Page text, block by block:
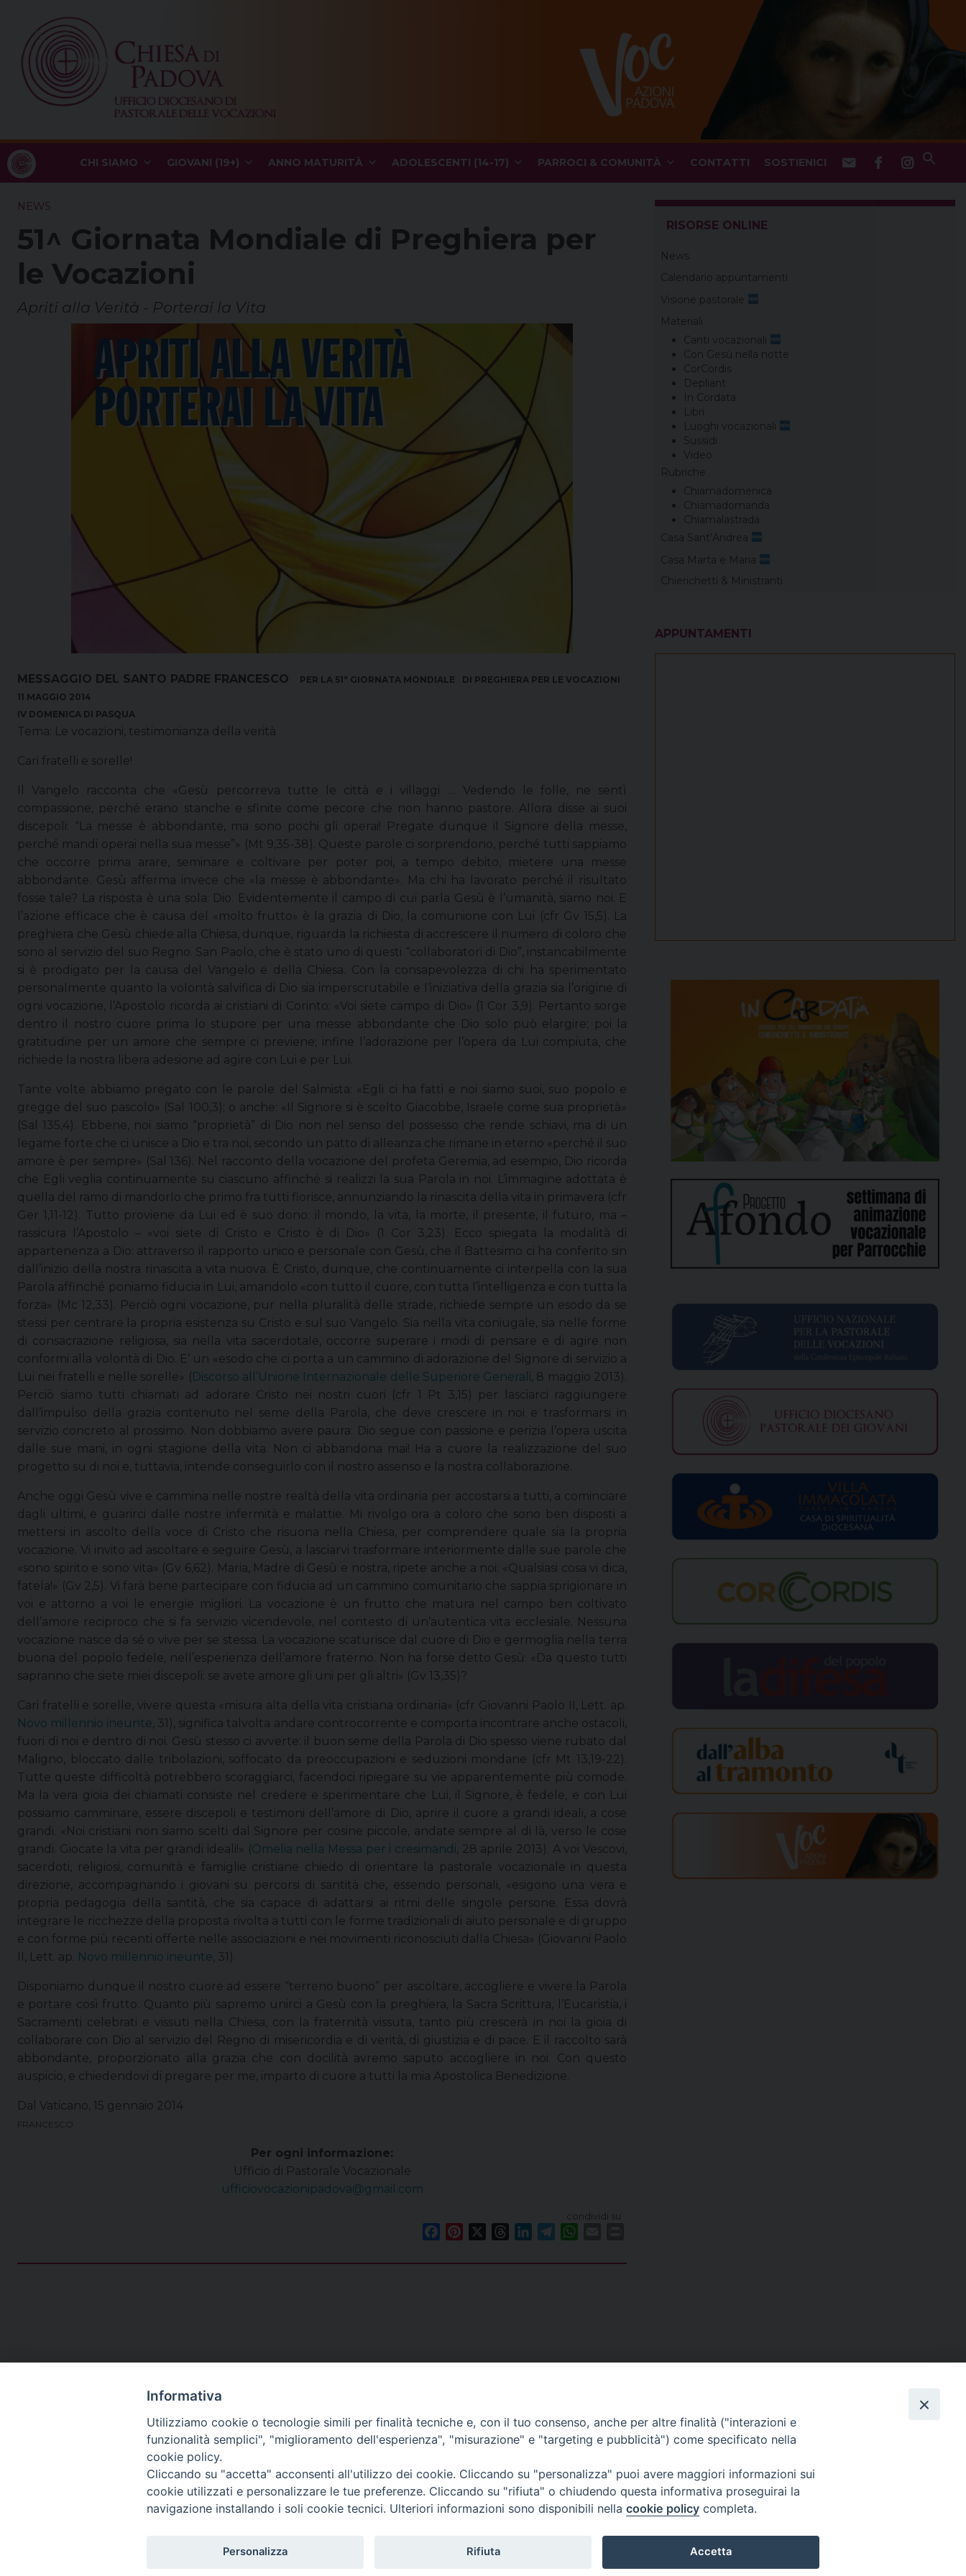
content
CHI SIAMO GIOVANI (19+) ANNO MATURITÀ ADOLESCENTI (14-17) PARROCI & COMUNITÀ CONTATTI SOSTIENICI
NEWS
51^ Giornata Mondiale di Preghiera per
le Vocazioni
Apriti alla Verità - Porterai la Vita
MESSAGGIO DEL SANTO PADRE FRANCESCO PER LA 51ª GIORNATA MONDIALE
DI PREGHIERA PER LE VOCAZIONI
11 MAGGIO 2014
IV DOMENICA DI PASQUA
Tema: Le vocazioni, testimonianza della verità
Cari fratelli e sorelle!
Il Vangelo racconta che «Gesù percorreva tutte le città e i villaggi … Vedendo le folle, ne sentì
compassione, perché erano stanche e sfinite come pecore che non hanno pastore. Allora disse ai suoi
discepoli: “La messe è abbondante, ma sono pochi gli operai! Pregate dunque il Signore della messe,
perché mandi operai nella sua messe”» (Mt 9,35-38). Queste parole ci sorprendono, perché tutti sappiamo
che occorre prima arare, seminare e coltivare per poter poi, a tempo debito, mietere una messe
abbondante. Gesù afferma invece che «la messe è abbondante». Ma chi ha lavorato perché il risultato
fosse tale? La risposta è una sola: Dio. Evidentemente il campo di cui parla Gesù è l’umanità, siamo noi. E
l’azione efficace che è causa del «molto frutto» è la grazia di Dio, la comunione con Lui (cfr Gv 15,5). La
preghiera che Gesù chiede alla Chiesa, dunque, riguarda la richiesta di accrescere il numero di coloro che
sono al servizio del suo Regno. San Paolo, che è stato uno di questi “collaboratori di Dio”, instancabilmente
si è prodigato per la causa del Vangelo e della Chiesa. Con la consapevolezza di chi ha sperimentato
personalmente quanto la volontà salvifica di Dio sia imperscrutabile e l’iniziativa della grazia sia l’origine di
ogni vocazione, l’Apostolo ricorda ai cristiani di Corinto: «Voi siete campo di Dio» (1 Cor 3,9). Pertanto sorge
dentro il nostro cuore prima lo stupore per una messe abbondante che Dio solo può elargire; poi la
gratitudine per un amore che sempre ci previene; infine l’adorazione per l’opera da Lui compiuta, che
richiede la nostra libera adesione ad agire con Lui e per Lui.
Tante volte abbiamo pregato con le parole del Salmista: «Egli ci ha fatti e noi siamo suoi, suo popolo e
gregge del suo pascolo» (Sal 100,3); o anche: «Il Signore si è scelto Giacobbe, Israele come sua proprietà»
(Sal 135,4). Ebbene, noi siamo “proprietà” di Dio non nel senso del possesso che rende schiavi, ma di un
legame forte che ci unisce a Dio e tra noi, secondo un patto di alleanza che rimane in eterno «perché il suo
amore è per sempre» (Sal 136). Nel racconto della vocazione del profeta Geremia, ad esempio, Dio ricorda
che Egli veglia continuamente su ciascuno affinché si realizzi la sua Parola in noi. L’immagine adottata è
quella del ramo di mandorlo che primo fra tutti fiorisce, annunziando la rinascita della vita in primavera (cfr
Ger 1,11-12). Tutto proviene da Lui ed è suo dono: il mondo, la vita, la morte, il presente, il futuro, ma –
rassicura l’Apostolo – «voi siete di Cristo e Cristo è di Dio» (1 Cor 3,23). Ecco spiegata la modalità di
appartenenza a Dio: attraverso il rapporto unico e personale con Gesù, che il Battesimo ci ha conferito sin
dall’inizio della nostra rinascita a vita nuova. È Cristo, dunque, che continuamente ci interpella con la sua
Parola affinché poniamo fiducia in Lui, amandolo «con tutto il cuore, con tutta l’intelligenza e con tutta la
forza» (Mc 12,33). Perciò ogni vocazione, pur nella pluralità delle strade, richiede sempre un esodo da se
stessi per centrare la propria esistenza su Cristo e sul suo Vangelo. Sia nella vita coniugale, sia nelle forme
di consacrazione religiosa, sia nella vita sacerdotale, occorre superare i modi di pensare e di agire non
conformi alla volontà di Dio. E’ un «esodo che ci porta a un cammino di adorazione del Signore di servizio a
Lui nei fratelli e nelle sorelle» (Discorso all’Unione Internazionale delle Superiore Generali, 8 maggio 2013).
Perciò siamo tutti chiamati ad adorare Cristo nei nostri cuori (cfr 1 Pt 3,15) per lasciarci raggiungere
dall’impulso della grazia contenuto nel seme della Parola, che deve crescere in noi e trasformarsi in
servizio concreto al prossimo. Non dobbiamo avere paura: Dio segue con passione e perizia l’opera uscita
dalle sue mani, in ogni stagione della vita. Non ci abbandona mai! Ha a cuore la realizzazione del suo
progetto su di noi e, tuttavia, intende conseguirlo con il nostro assenso e la nostra collaborazione.
Anche oggi Gesù vive e cammina nelle nostre realtà della vita ordinaria per accostarsi a tutti, a cominciare
dagli ultimi, e guarirci dalle nostre infermità e malattie. Mi rivolgo ora a coloro che sono ben disposti a
mettersi in ascolto della voce di Cristo che risuona nella Chiesa, per comprendere quale sia la propria
vocazione. Vi invito ad ascoltare e seguire Gesù, a lasciarvi trasformare interiormente dalle sue parole che
«sono spirito e sono vita» (Gv 6,62). Maria, Madre di Gesù e nostra, ripete anche a noi: «Qualsiasi cosa vi dica,
fatela!» (Gv 2,5). Vi farà bene partecipare con fiducia ad un cammino comunitario che sappia sprigionare in
voi e attorno a voi le energie migliori. La vocazione è un frutto che matura nel campo ben coltivato
dell’amore reciproco che si fa servizio vicendevole, nel contesto di un’autentica vita ecclesiale. Nessuna
vocazione nasce da sé o vive per se stessa. La vocazione scaturisce dal cuore di Dio e germoglia nella terra
buona del popolo fedele, nell’esperienza dell’amore fraterno. Non ha forse detto Gesù: «Da questo tutti
sapranno che siete miei discepoli: se avete amore gli uni per gli altri» (Gv 13,35)?
Cari fratelli e sorelle, vivere questa «misura alta della vita cristiana ordinaria» (cfr Giovanni Paolo II, Lett. ap.
Novo millennio ineunte, 31), significa talvolta andare controcorrente e comporta incontrare anche ostacoli,
fuori di noi e dentro di noi. Gesù stesso ci avverte: il buon seme della Parola di Dio spesso viene rubato dal
Maligno, bloccato dalle tribolazioni, soffocato da preoccupazioni e seduzioni mondane (cfr Mt 13,19-22).
Tutte queste difficoltà potrebbero scoraggiarci, facendoci ripiegare su vie apparentemente più comode.
Ma la vera gioia dei chiamati consiste nel credere e sperimentare che Lui, il Signore, è fedele, e con Lui
possiamo camminare, essere discepoli e testimoni dell’amore di Dio, aprire il cuore a grandi ideali, a cose
grandi. «Noi cristiani non siamo scelti dal Signore per cosine piccole, andate sempre al di là, verso le cose
grandi. Giocate la vita per grandi ideali!» (Omelia nella Messa per i cresimandi, 28 aprile 2013). A voi Vescovi,
sacerdoti, religiosi, comunità e famiglie cristiane chiedo di orientare la pastorale vocazionale in questa
direzione, accompagnando i giovani su percorsi di santità che, essendo personali, «esigono una vera e
propria pedagogia della santità, che sia capace di adattarsi ai ritmi delle singole persone. Essa dovrà
integrare le ricchezze della proposta rivolta a tutti con le forme tradizionali di aiuto personale e di gruppo
e con forme più recenti offerte nelle associazioni e nei movimenti riconosciuti dalla Chiesa» (Giovanni Paolo
II, Lett. ap. Novo millennio ineunte, 31).
Disponiamo dunque il nostro cuore ad essere “terreno buono” per ascoltare, accogliere e vivere la Parola
e portare così frutto. Quanto più sapremo unirci a Gesù con la preghiera, la Sacra Scrittura, l’Eucaristia, i
Sacramenti celebrati e vissuti nella Chiesa, con la fraternità vissuta, tanto più crescerà in noi la gioia di
collaborare con Dio al servizio del Regno di misericordia e di verità, di giustizia e di pace. E il raccolto sarà
abbondante, proporzionato alla grazia che con docilità avremo saputo accogliere in noi. Con questo
auspicio, e chiedendovi di pregare per me, imparto di cuore a tutti la mia Apostolica Benedizione.
Dal Vaticano, 15 gennaio 2014
FRANCESCO
Per ogni informazione:
Ufficio di Pastorale Vocazionale
ufficiovocazionipadova@gmail.com
condividi su
c
n
r
n
l
a
a
i
RISORSE ONLINE
News
Calendario appuntamenti
Visione pastorale
Materiali
Canti vocazionali
Con Gesù nella notte
CorCordis
Depliant
In Cordata
Libri
Luoghi vocazionali
Sussidi
Video
Rubriche
Chiamadomenica
Chiamadomanda
Chiamalastrada
Casa Sant’Andrea
Casa Marta e Maria
Chierichetti & Ministranti
APPUNTAMENTI
CONTATTI
via Bonporti, 20 – 35141 Padova
tel: +39 351 619 2354
e mail:ufficiovocazionipadova@gmail.com
via Valmarana, 20 – 35133 Padova
instagram:
@casasantandreapadova
e mail:casasantandreapadova@gmail.
Informativa
Utilizziamo cookie o tecnologie simili per finalità tecniche e, con il tuo consenso, anche per altre finalità ("interazioni e
funzionalità semplici", "miglioramento dell'esperienza", "misurazione" e "targeting e pubblicità") come specificato nella
cookie policy.
Cliccando su "accetta" acconsenti all'utilizzo dei cookie. Cliccando su "personalizza" puoi avere maggiori informazioni sui
cookie utilizzati e personalizzare le tue preferenze. Cliccando su "rifiuta" o chiudendo questa informativa proseguirai la
navigazione installando i soli cookie tecnici. Ulteriori informazioni sono disponibili nella cookie policy completa.
Personalizza Rifiuta Accetta